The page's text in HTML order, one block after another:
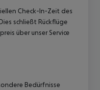
Check-In-Zeit des
schließt Rückflüge
über unser Service
Bedürfnisse